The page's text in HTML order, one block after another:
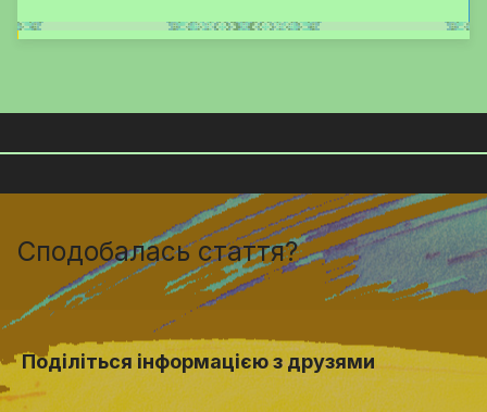
Сподобалась стаття?
Поділіться інформацією з друзями